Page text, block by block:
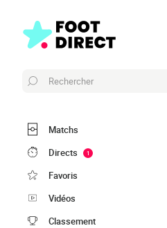
Rechercher
Matchs
Directs
1
Favoris
Vidéos
Classement